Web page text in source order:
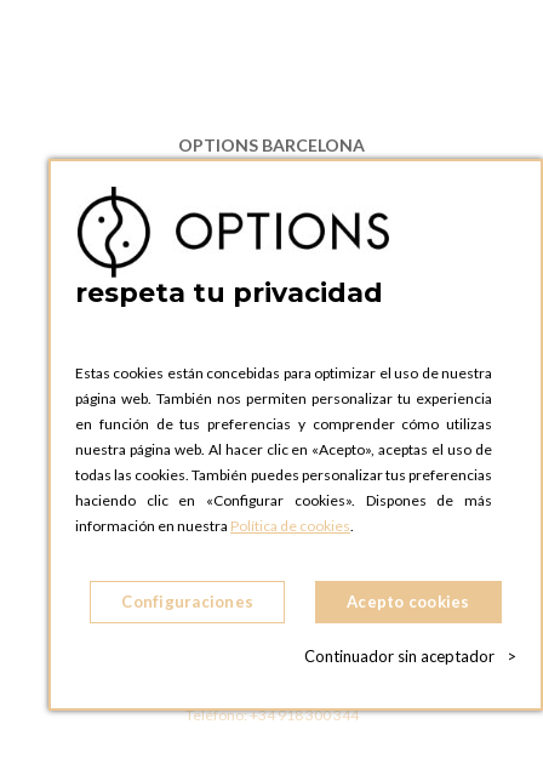
OPTIONS BARCELONA
08130 Santa Perpetua de Moguda, Barcelona
ESPAñA
Teléfono:
+34 935 724 041
OPTIONS BARCELONA SHOWROOM
ESPAñA
Teléfono:+34 935 724 041
OPTIONS MADRID
C. Lucio Emilio Cándido, 6,
28803 Alcalá de Henares, Madrid
ESPAñA
OPTIONS MADRID SHOWROOM
28004 MADRID
Teléfono:+34 918 300 344
respeta tu privacidad
Estas cookies están concebidas para optimizar el uso de nuestra
página web. También nos permiten personalizar tu experiencia
en función de tus preferencias y comprender cómo utilizas
nuestra página web. Al hacer clic en «Acepto», aceptas el uso de
todas las cookies. También puedes personalizar tus preferencias
haciendo clic en «Configurar cookies». Dispones de más
información en nuestra Política de cookies.
Configuraciones Acepto cookies
Continuador sin aceptador >